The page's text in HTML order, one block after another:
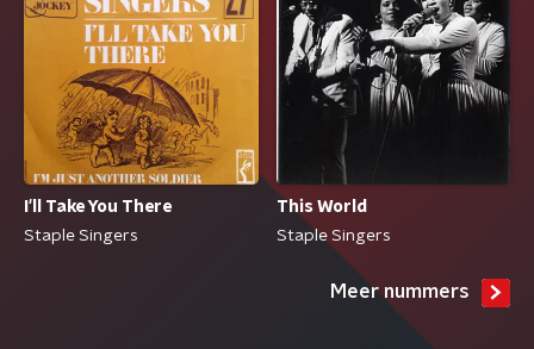
I'll Take You There
Staple Singers
This World
Staple Singers
Meer nummers